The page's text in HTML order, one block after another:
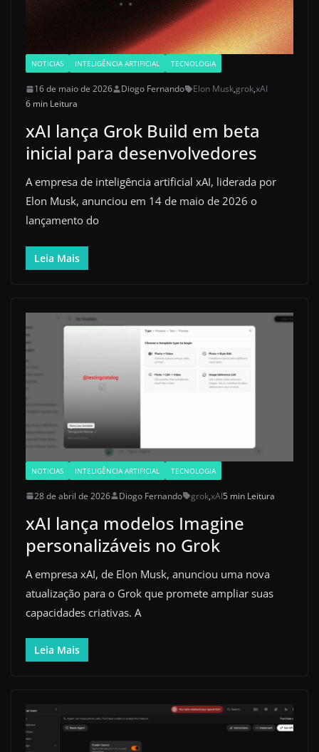
NOTICIAS INTELIGÊNCIA ARTIFICIAL TECNOLOGIA
16 de maio de 2026 Diogo Fernando Elon Musk,grok,xAI
6 min Leitura
xAI lança Grok Build em beta
inicial para desenvolvedores
A empresa de inteligência artificial xAI, liderada por
Elon Musk, anunciou em 14 de maio de 2026 o
lançamento do
Leia Mais
NOTICIAS INTELIGÊNCIA ARTIFICIAL TECNOLOGIA
28 de abril de 2026 Diogo Fernando grok,xAI5 min Leitura
xAI lança modelos Imagine
personalizáveis no Grok
A empresa xAI, de Elon Musk, anunciou uma nova
atualização para o Grok que promete ampliar suas
capacidades criativas. A
Leia Mais